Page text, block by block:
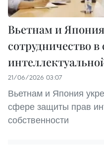
Вьетнам и
сотрудничество
21/06/2026 03:07
Вьетнам и Япония
сфере защиты прав
собственности